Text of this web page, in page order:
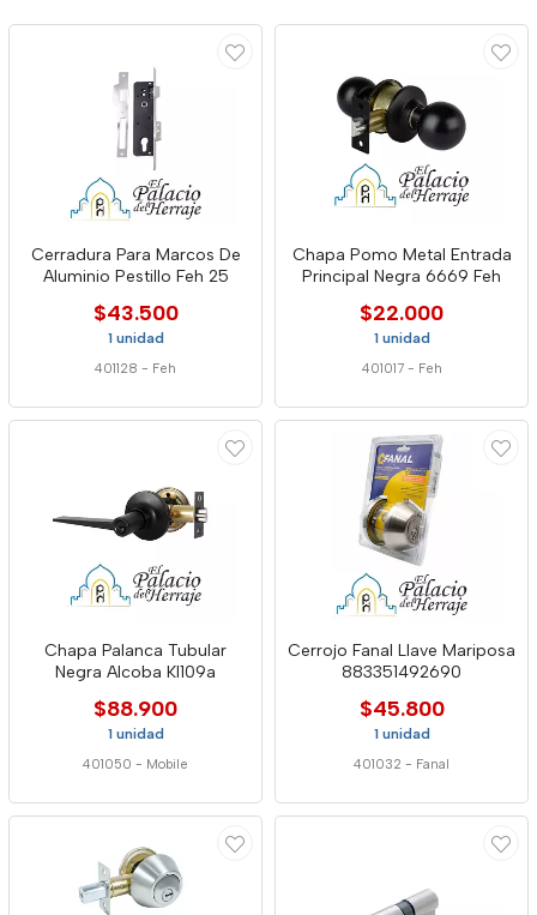
Cerradura Para Marcos De
Aluminio Pestillo Feh 25
$43.500
1 unidad
401128 - Feh
Chapa Pomo Metal Entrada
Principal Negra 6669 Feh
$22.000
1 unidad
401017 - Feh
Chapa Palanca Tubular
Negra Alcoba Kl109a
$88.900
1 unidad
401050 - Mobile
Cerrojo Fanal Llave Mariposa
883351492690
$45.800
1 unidad
401032 - Fanal